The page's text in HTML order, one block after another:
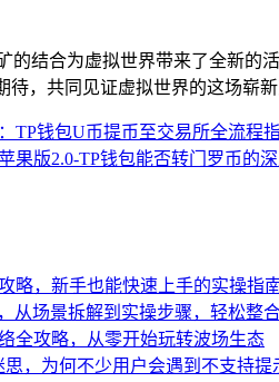
的结合为虚拟世界带来了全新的
，共同见证虚拟世界的这场崭新
TP钱包U币提币至交易所全流程
果版2.0-TP钱包能否转门罗币的
略，新手也能快速上手的实操指
从场景拆解到实操步骤，轻松整
全攻略，从零开始玩转波场生态
，为何不少用户会遇到不支持提